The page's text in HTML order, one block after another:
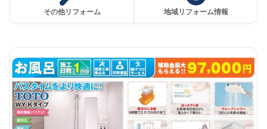
その他リフォーム 地域リフォーム情報